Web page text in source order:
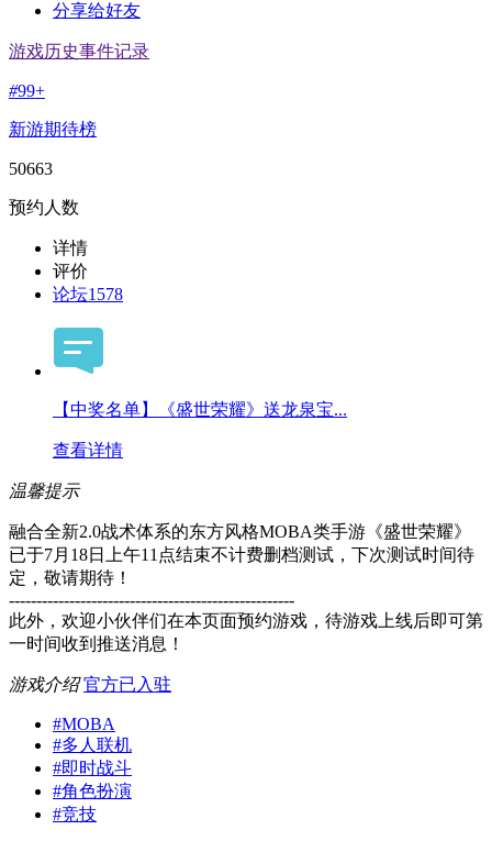
分享给好友
游戏历史事件记录
#99+
新游期待榜
50663
预约人数
详情
评价
论坛1578
【中奖名单】《盛世荣耀》送龙泉宝...
查看详情
温馨提示
融合全新2.0战术体系的东方风格MOBA类手游《盛世荣耀》
已于7月18日上午11点结束不计费删档测试，下次测试时间待
定，敬请期待！
----------------------------------------------------
此外，欢迎小伙伴们在本页面预约游戏，待游戏上线后即可第
一时间收到推送消息！
游戏介绍 官方已入驻
#MOBA
#多人联机
#即时战斗
#角色扮演
#竞技